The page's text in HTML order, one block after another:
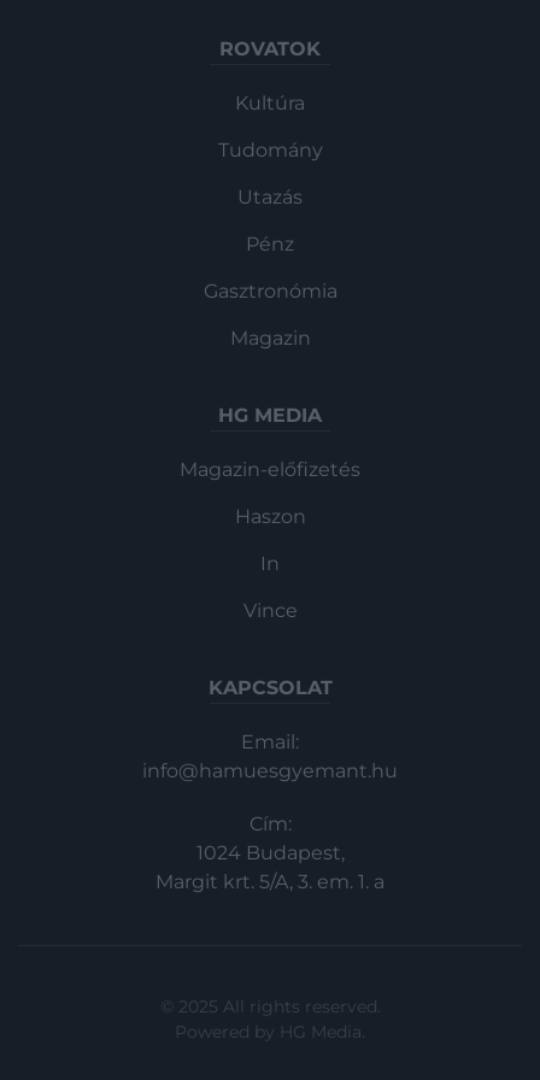
ROVATOK
Kultúra
Tudomány
Utazás
Pénz
Gasztronómia
Magazin
HG MEDIA
Magazin-előfizetés
Haszon
In
Vince
KAPCSOLAT
Email:
info@hamuesgyemant.hu
Cím:
1024 Budapest,
Margit krt. 5/A, 3. em. 1. a
© 2025 All rights reserved.
Powered by HG Media.